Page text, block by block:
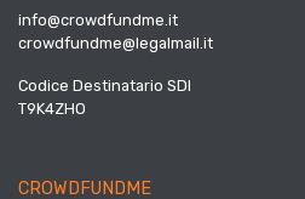
info@crowdfundme.it
crowdfundme@legalmail.it
Codice Destinatario SDI
T9K4ZHO
CROWDFUNDME